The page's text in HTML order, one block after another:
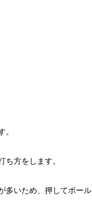
。
方をします。
多いため、押してボール